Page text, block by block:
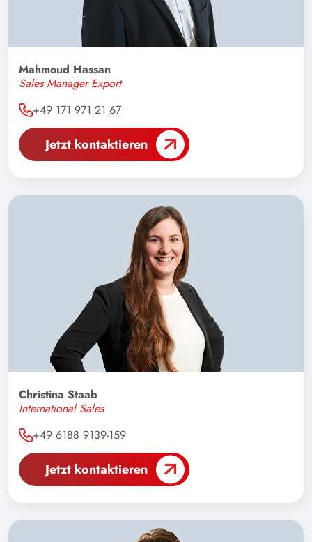
Mahmoud Hassan
Sales Manager Export
+49 171 971 21 67
Jetzt kontaktieren
Christina Staab
International Sales
+49 6188 9139-159
Jetzt kontaktieren